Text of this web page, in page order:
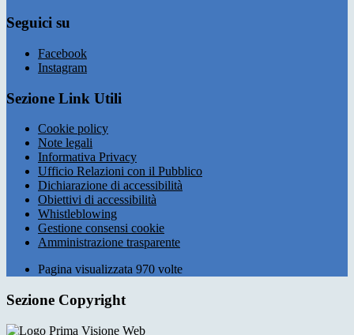
Seguici su
Facebook
Instagram
Sezione Link Utili
Cookie policy
Note legali
Informativa Privacy
Ufficio Relazioni con il Pubblico
Dichiarazione di accessibilità
Obiettivi di accessibilità
Whistleblowing
Gestione consensi cookie
Amministrazione trasparente
Pagina visualizzata 970 volte
Sezione Copyright